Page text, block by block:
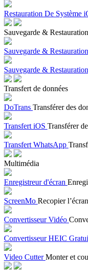
Restauration De Système
Sauvegarde & Restauration
Sauvegarde &
Sauvegarde &
Transfert de données
DoTrans Transférer des
Transfert iOS Transférer
Transfert WhatsApp
Multimédia
Enregistreur d'écran
ScreenMo Recopier
Convertisseur Vidéo
Convertisseur HEIC
Video Cutter Monter et